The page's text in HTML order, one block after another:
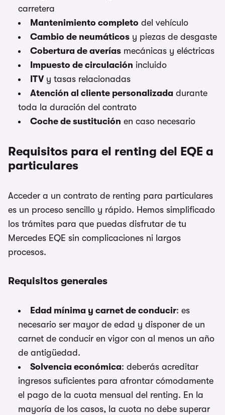
carretera
Mantenimiento completo del vehículo
Cambio de neumáticos y piezas de desgaste
Cobertura de averías mecánicas y eléctricas
Impuesto de circulación incluido
ITVy tasas relacionadas
Atención al cliente personalizada durante
toda la duración del contrato
Coche de sustitución en caso necesario
Requisitos para el renting del EQE a
particulares
Acceder a un contrato de renting para particulares
es un proceso sencillo y rápido. Hemos simplificado
los trámites para que puedas disfrutar de tu
Mercedes EQE sin complicaciones ni largos
procesos.
Requisitos generales
Edad mínima y carnet de conducir: es
necesario ser mayor de edad y disponer de un
carnet de conducir en vigor con al menos un año
de antigüedad.
Solvencia económica: deberás acreditar
ingresos suficientes para afrontar cómodamente
el pago de la cuota mensual del renting. En la
mayoría de los casos, la cuota no debe superar